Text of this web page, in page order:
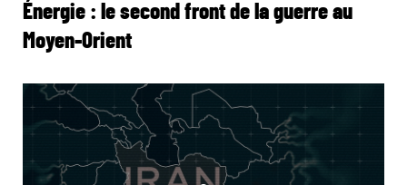
Énergie : le second front de la guerre au
Moyen-Orient